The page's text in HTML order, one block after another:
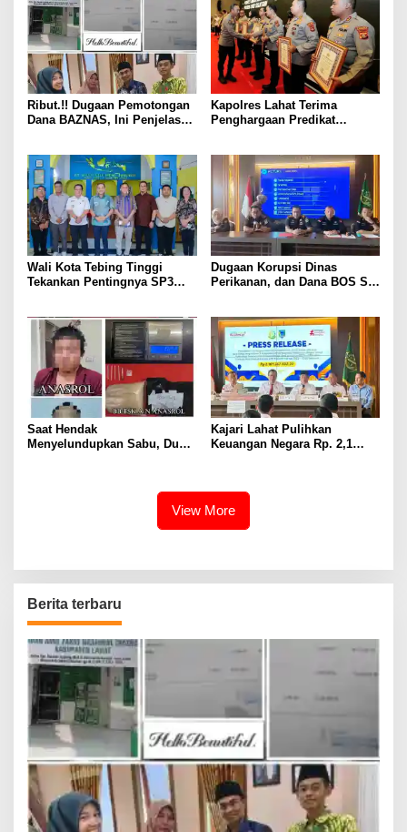
Ribut.!! Dugaan Pemotongan
Dana BAZNAS, Ini Penjelasan
Kapolres Lahat Terima
Penghargaan Predikat
Wali Kota Tebing Tinggi
Tekankan Pentingnya SP3
Dugaan Korupsi Dinas
Perikanan, dan Dana BOS SD
Saat Hendak
Menyelundupkan Sabu, Dua
Kajari Lahat Pulihkan
Keuangan Negara Rp. 2,1
View More
Berita terbaru